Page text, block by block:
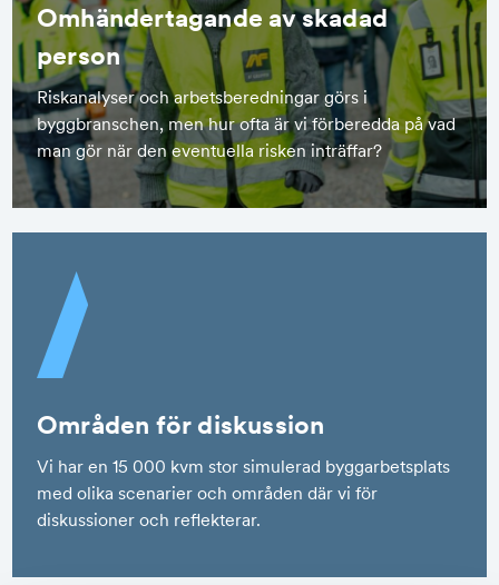
Omhändertagande av skadad
person
Riskanalyser och arbetsberedningar görs i
byggbranschen, men hur ofta är vi förberedda på vad
man gör när den eventuella risken inträffar?
Områden för diskussion
Vi har en 15 000 kvm stor simulerad byggarbetsplats
med olika scenarier och områden där vi för
diskussioner och reflekterar.